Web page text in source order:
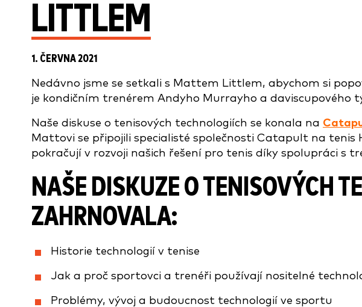
LITTLEM
1. ČERVNA 2021
Nedávno jsme se setkali s Mattem Littlem, abychom si
je kondičním trenérem Andyho Murrayho a daviscupového
Naše diskuse o tenisových technologiích se konala na
Mattovi se připojili specialisté společnosti Catapult na tenis
pokračují v rozvoji našich řešení pro tenis díky spolupráci s
NAŠE DISKUZE OTENISOVÝCH
ZAHRNOVALA:
Historie technologií v tenise
Jak a proč sportovci a trenéři používají nositelné
Problémy, vývoj a budoucnost technologií ve sportu